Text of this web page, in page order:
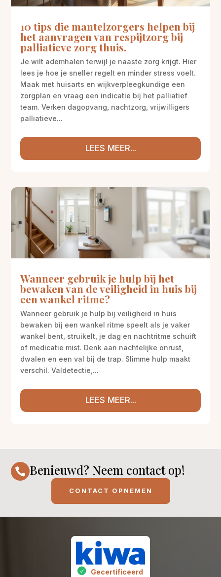
10 tips die mantelzorgers helpen bij
het aanvragen van respijtzorg bij
palliatieve zorg thuis.
Je wilt ademhalen terwijl je naaste zorg krijgt. Hier
lees je hoe je sneller regelt en minder stress voelt.
Maak met huisarts en wijkverpleegkundige een
zorgplan en vraag een indicatie bij het palliatief
team. Verken dagopvang, nachtzorg, vrijwilligers
palliatieve...
LEES MEER...
Wanneer gebruik je hulp bij het
bewaken van de veiligheid in huis bij
een wankel ritme?
Wanneer gebruik je hulp bij veiligheid in huis
bewaken bij een wankel ritme speelt als je vaker
wankel bent, struikelt, je dag en nachtritme schuift
of medicatie mist. Denk aan nachtelijke onrust,
dwalen en een val bij de trap. Slimme hulp maakt
verschil. Valdetectie,...
LEES MEER...
 Benieuwd? Neem contact op!
CONTACT OPNEMEN
Gecertificeerd